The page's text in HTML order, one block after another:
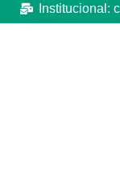
Institucional: